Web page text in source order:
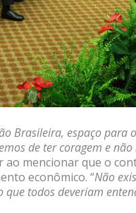
Brasileira, espaço
de ter coragem e
mencionar que o
econômico. “Não
todos deveriam